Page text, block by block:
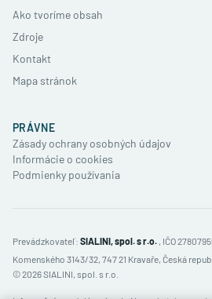
Ako tvoríme obsah
Zdroje
Kontakt
Mapa stránok
PRÁVNE
Zásady ochrany osobných údajov
Informácie o cookies
Podmienky používania
Prevádzkovateľ: SIALINI, spol. s r.o. , IČO
Komenského 3143/32, 747 21 Kravaře, Česká
©2026SIALINI, spol. s r.o.